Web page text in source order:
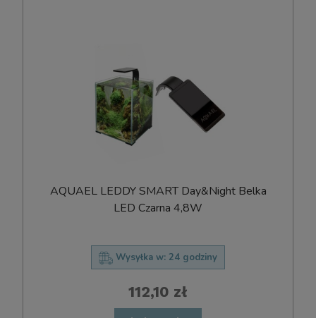
AQUAEL LEDDY SMART Day&Night Belka
LED Czarna 4,8W
Wysyłka w: 24 godziny
112,10 zł